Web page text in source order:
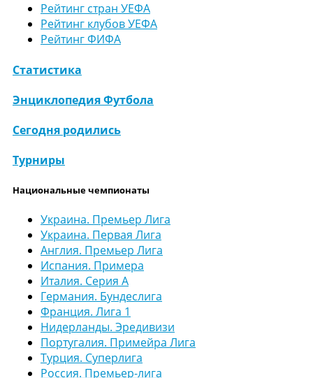
Рейтинг стран УЕФА
Рейтинг клубов УЕФА
Рейтинг ФИФА
Статистика
Энциклопедия Футбола
Сегодня родились
Турниры
Национальные чемпионаты
Украина. Премьер Лига
Украина. Первая Лига
Англия. Премьер Лига
Испания. Примера
Италия. Серия А
Германия. Бундеслига
Франция. Лига 1
Нидерланды. Эредивизи
Португалия. Примейра Лига
Турция. Суперлига
Россия. Премьер-лига